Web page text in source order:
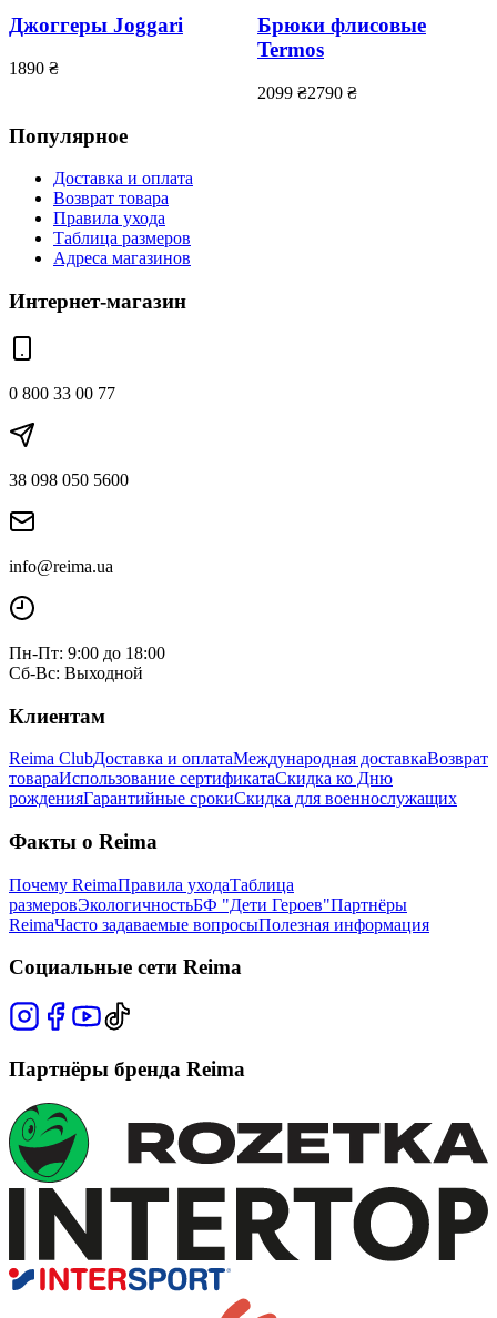
Джоггеры Joggari
1890 ₴
Брюки флисовые
Termos
2099 ₴2790 ₴
Популярное
Доставка и оплата
Возврат товара
Правила ухода
Таблица размеров
Адреса магазинов
Интернет-магазин
0 800 33 00 77
38 098 050 5600
info@reima.ua
Пн-Пт: 9:00 до 18:00
Сб-Вс: Выходной
Клиентам
Reima ClubДоставка и оплатаМеждународная доставкаВозврат
товараИспользование сертификатаСкидка ко Дню
рожденияГарантийные срокиСкидка для военнослужащих
Факты о Reima
Почему ReimaПравила уходаТаблица
размеровЭкологичностьБФ "Дети Героев"Партнёры
ReimaЧасто задаваемые вопросыПолезная информация
Социальные сети Reima
Партнёры бренда Reima